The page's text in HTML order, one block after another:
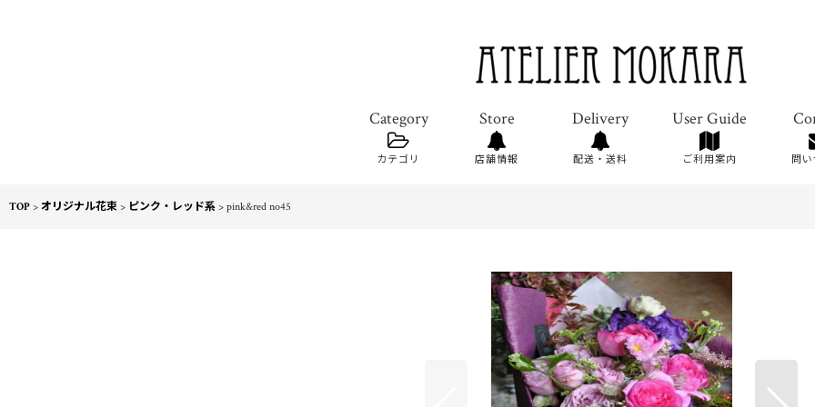
カテゴリ 店舗情報 配送・送料 ご利用案内 問
TOP > オリジナル花束 > ピンク・レッド系 > pink&red no45